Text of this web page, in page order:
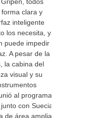
clara y
inteligente
los necesita, ya
puede impedir
A pesar de la
la cabina del
visual y su
al programa
con Suecia,
de área amplia